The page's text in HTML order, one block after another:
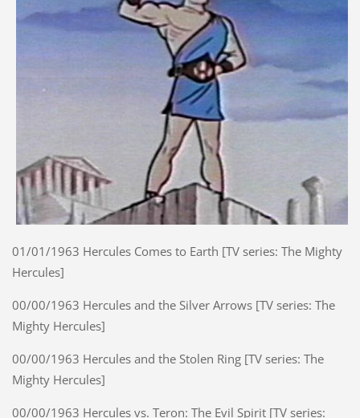
01/01/1963 Hercules Comes to Earth [TV series: The Mighty
Hercules]
00/00/1963 Hercules and the Silver Arrows [TV series: The
Mighty Hercules]
00/00/1963 Hercules and the Stolen Ring [TV series: The
Mighty Hercules]
00/00/1963 Hercules vs. Teron: The Evil Spirit [TV series: